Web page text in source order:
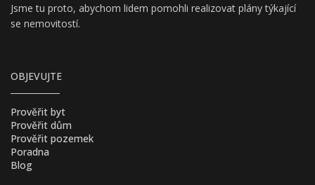
Jsme tu proto, abychom lidem pomohli realizovat plány týkající
se nemovitostí.
OBJEVUJTE
Prověřit byt
Prověřit dům
Prověřit pozemek
Poradna
Blog